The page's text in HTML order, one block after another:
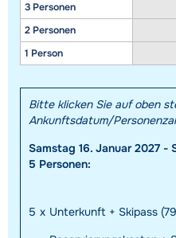
3 Personen
2 Personen
1 Person
Bitte klicken Sie auf oben
Ankunftsdatum/
Samstag 16. Januar 2027 -
5 Personen:
5 x Unterkunft + Skipass